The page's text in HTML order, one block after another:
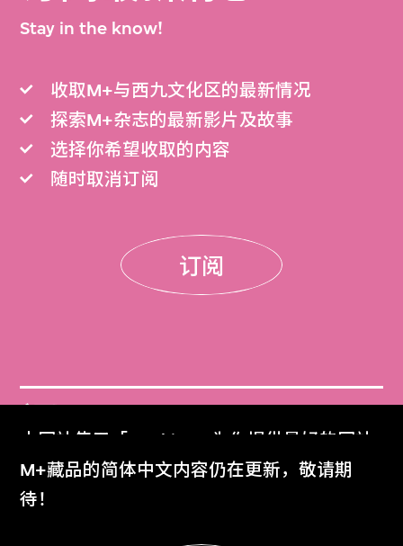
本网站使用「Cookies」为你提供最好的网站
体验。
了解更多
M+藏品的简体中文内容仍在更新，敬请期
待！
Stay in the know!
收取M+与西九文化区的最新情况
探索M+杂志的最新影片及故事
选择你希望收取的内容
随时取消订阅
订阅
门票
Get Tickets